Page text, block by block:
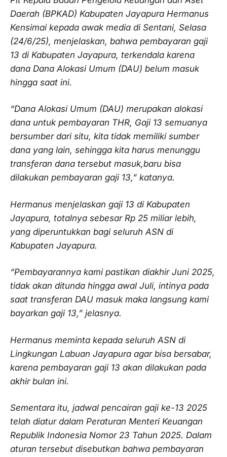
Daerah (BPKAD) Kabupaten Jayapura Hermanus
Kensimai kepada awak media di Sentani, Selasa
(24/6/25), menjelaskan, bahwa pembayaran gaji
13 di Kabupaten Jayapura, terkendala karena
dana Dana Alokasi Umum (DAU) belum masuk
hingga saat ini.
“Dana Alokasi Umum (DAU) merupakan alokasi
dana untuk pembayaran THR, Gaji 13 semuanya
bersumber dari situ, kita tidak memiliki sumber
dana yang lain, sehingga kita harus menunggu
transferan dana tersebut masuk,baru bisa
dilakukan pembayaran gaji 13,” katanya.
Hermanus menjelaskan gaji 13 di Kabupaten
Jayapura, totalnya sebesar Rp 25 miliar lebih,
yang diperuntukkan bagi seluruh ASN di
Kabupaten Jayapura.
“Pembayarannya kami pastikan diakhir Juni 2025,
tidak akan ditunda hingga awal Juli, intinya pada
saat transferan DAU masuk maka langsung kami
bayarkan gaji 13,” jelasnya.
Hermanus meminta kepada seluruh ASN di
Lingkungan Labuan Jayapura agar bisa bersabar,
karena pembayaran gaji 13 akan dilakukan pada
akhir bulan ini.
Sementara itu, jadwal pencairan gaji ke-13 2025
telah diatur dalam Peraturan Menteri Keuangan
Republik Indonesia Nomor 23 Tahun 2025. Dalam
aturan tersebut disebutkan bahwa pembayaran